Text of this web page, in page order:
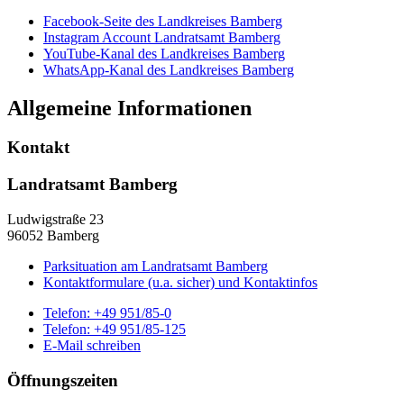
Facebook-Seite des Landkreises Bamberg
Instagram Account Landratsamt Bamberg
YouTube-Kanal des Landkreises Bamberg
WhatsApp-Kanal des Landkreises Bamberg
Allgemeine Informationen
Kontakt
Landratsamt Bamberg
Ludwigstraße 23
96052 Bamberg
Parksituation am Landratsamt Bamberg
Kontaktformulare (u.a. sicher) und Kontaktinfos
Telefon: +49 951/85-0
Telefon: +49 951/85-125
E-Mail schreiben
Öffnungszeiten